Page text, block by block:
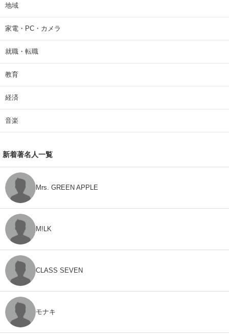
地域
家電・PC・カメラ
就職・転職
教育
経済
音楽
新着著名人一覧
Mrs. GREEN APPLE
M!LK
CLASS SEVEN
モナキ